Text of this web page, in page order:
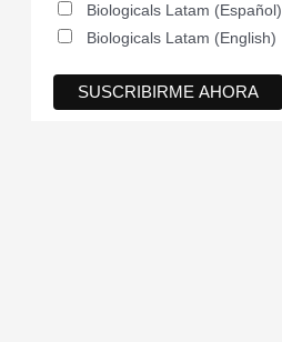
Biologicals Latam (Español)
Biologicals Latam (English)